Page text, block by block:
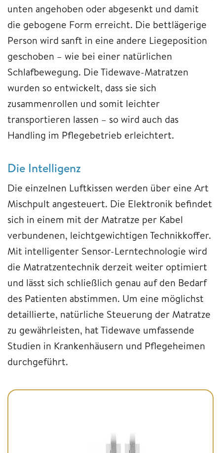
unten angehoben oder abgesenkt und damit
die gebogene Form erreicht. Die bettlägerige
Person wird sanft in eine andere Liegeposition
geschoben – wie bei einer natürlichen
Schlafbewegung. Die Tidewave-Matratzen
wurden so entwickelt, dass sie sich
zusammenrollen und somit leichter
transportieren lassen – so wird auch das
Handling im Pflegebetrieb erleichtert.
Die Intelligenz
Die einzelnen Luftkissen werden über eine Art
Mischpult angesteuert. Die Elektronik befindet
sich in einem mit der Matratze per Kabel
verbundenen, leichtgewichtigen Technikkoffer.
Mit intelligenter Sensor-Lerntechnologie wird
die Matratzentechnik derzeit weiter optimiert
und lässt sich schließlich genau auf den Bedarf
des Patienten abstimmen. Um eine möglichst
detaillierte, natürliche Steuerung der Matratze
zu gewährleisten, hat Tidewave umfassende
Studien in Krankenhäusern und Pflegeheimen
durchgeführt.